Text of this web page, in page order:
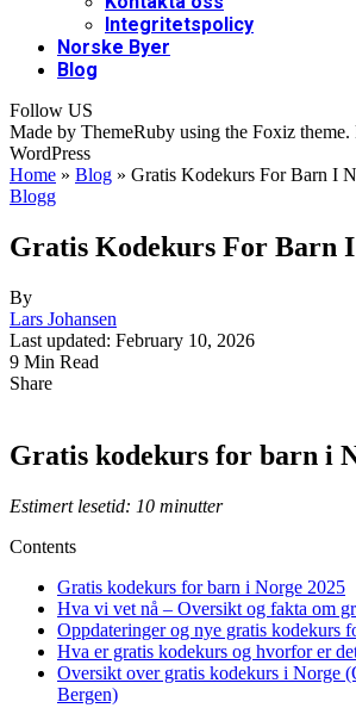
Integritetspolicy
Norske Byer
Blog
Follow US
Made by ThemeRuby using the Foxiz theme.
WordPress
Home » Blog » Gratis Kodekurs For Barn I
Blogg
Gratis Kodekurs For Barn I
By
Lars Johansen
Last updated: February 10, 2026
9 Min Read
Share
Gratis kodekurs for barn i
Estimert lesetid: 10 minutter
Contents
Gratis kodekurs for barn i Norge 2025
Hva vi vet nå – Oversikt og fakta om
Oppdateringer og nye gratis kodekurs
Hva er gratis kodekurs og hvorfor er
Oversikt over gratis kodekurs i Norge
Bergen)